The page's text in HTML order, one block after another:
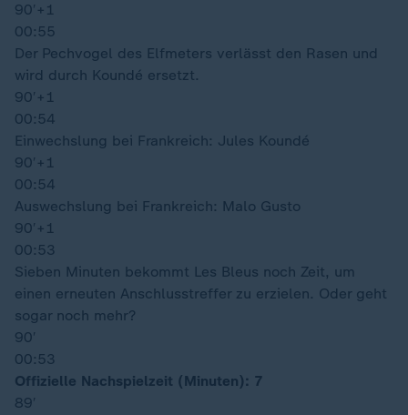
90′ +1
00:55
Der Pechvogel des Elfmeters verlässt den Rasen und
wird durch Koundé ersetzt.
90′ +1
00:54
Einwechslung bei Frankreich: Jules Koundé
90′ +1
00:54
Auswechslung bei Frankreich: Malo Gusto
90′ +1
00:53
Sieben Minuten bekommt Les Bleus noch Zeit, um
einen erneuten Anschlusstreffer zu erzielen. Oder geht
sogar noch mehr?
90′
00:53
Offizielle Nachspielzeit (Minuten): 7
89′